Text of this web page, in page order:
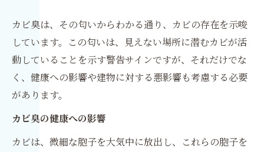
カビ臭は、その匂いからわかる通り、カビの存在を示唆
しています。この匂いは、見えない場所に潜むカビが活
動していることを示す警告サインですが、それだけでな
く、健康への影響や建物に対する悪影響も考慮する必要
があります。
カビ臭の健康への影響
カビは、微細な胞子を大気中に放出し、これらの胞子を